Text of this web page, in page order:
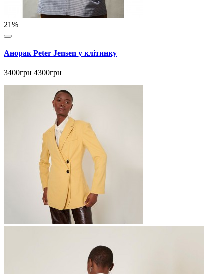
21%
Анорак Peter Jensen у клітинку
3400грн 4300грн